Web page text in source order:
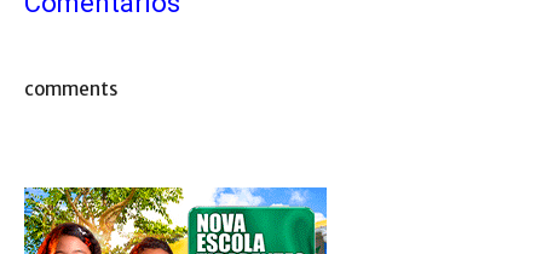
comments